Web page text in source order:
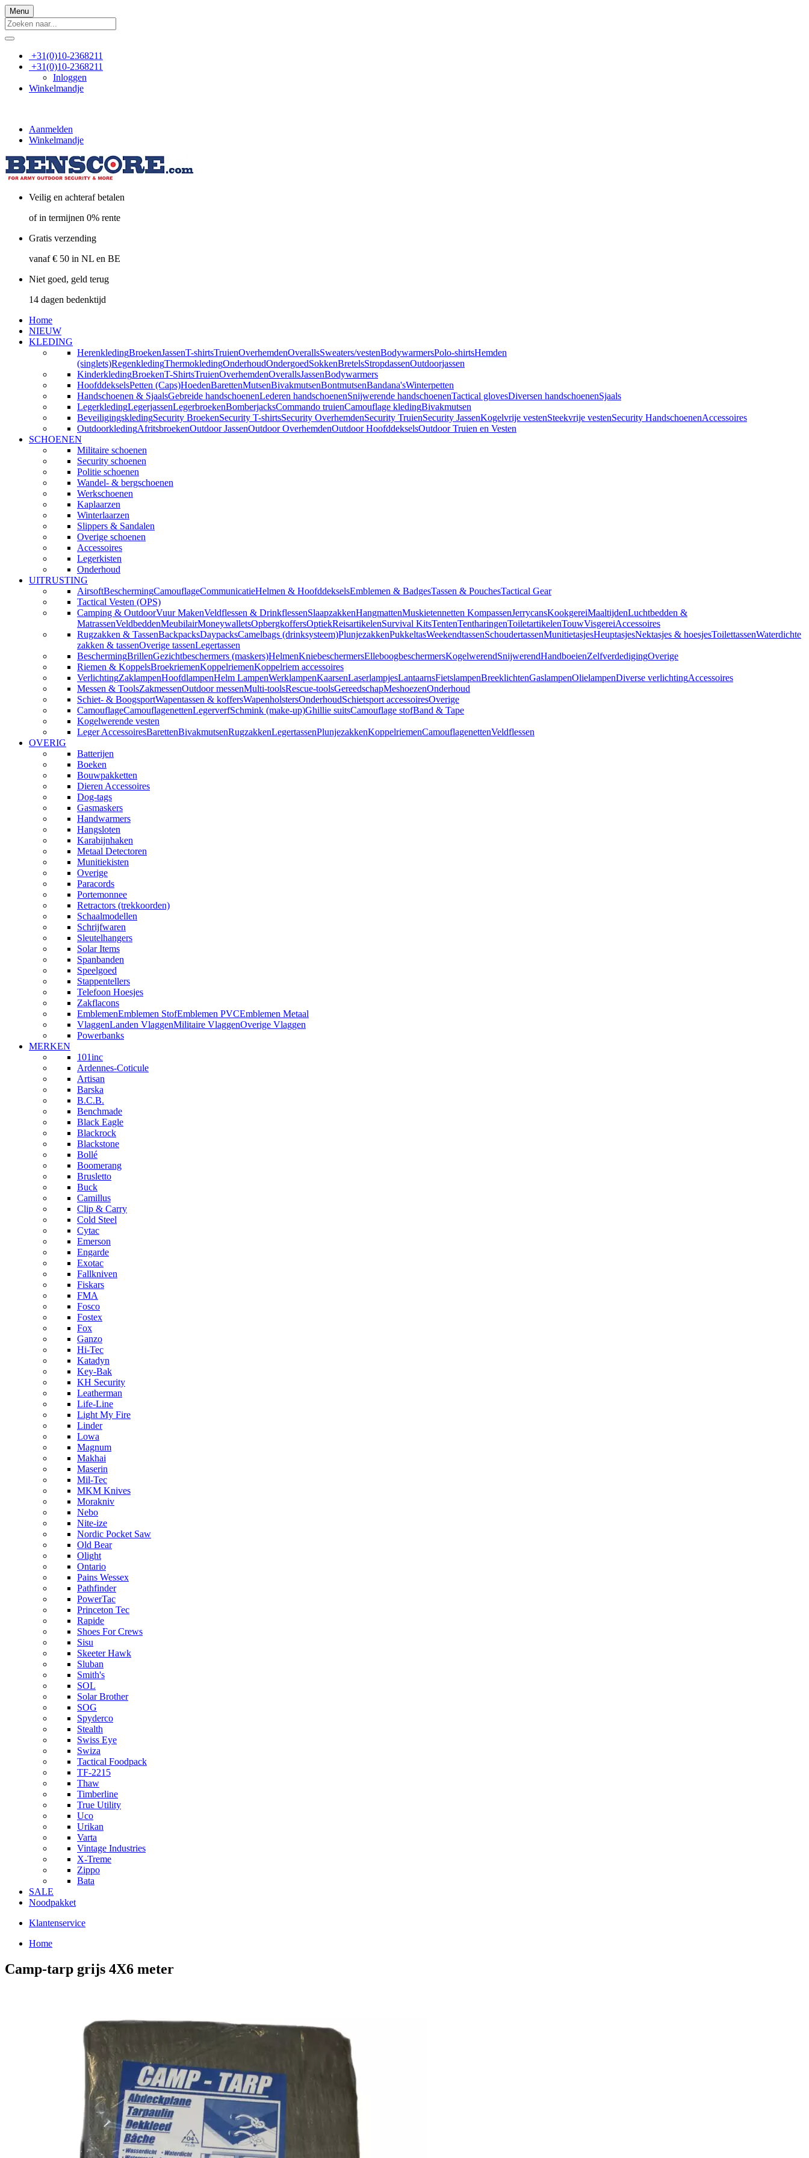
Menu
+31(0)10-2368211
+31(0)10-2368211
Inloggen
Winkelmandje
Aanmelden
Winkelmandje
Veilig en achteraf betalen
of in termijnen 0% rente
Gratis verzending
vanaf € 50 in NL en BE
Niet goed, geld terug
14 dagen bedenktijd
Home
NIEUW
KLEDING
HerenkledingBroekenJassenT-shirtsTruienOverhemdenOverallsSweaters/vestenBodywarmersPolo-shirtsHemden
(singlets)RegenkledingThermokledingOnderhoudOndergoedSokkenBretelsStropdassenOutdoorjassen
KinderkledingBroekenT-ShirtsTruienOverhemdenOverallsJassenBodywarmers
HoofddekselsPetten (Caps)HoedenBarettenMutsenBivakmutsenBontmutsenBandana'sWinterpetten
Handschoenen & SjaalsGebreide handschoenenLederen handschoenenSnijwerende handschoenenTactical glovesDiversen handschoenenSjaals
LegerkledingLegerjassenLegerbroekenBomberjacksCommando truienCamouflage kledingBivakmutsen
BeveiligingskledingSecurity BroekenSecurity T-shirtsSecurity OverhemdenSecurity TruienSecurity JassenKogelvrije vestenSteekvrije vestenSecurity HandschoenenAccessoires
OutdoorkledingAfritsbroekenOutdoor JassenOutdoor OverhemdenOutdoor HoofddekselsOutdoor Truien en Vesten
SCHOENEN
Militaire schoenen
Security schoenen
Politie schoenen
Wandel- & bergschoenen
Werkschoenen
Kaplaarzen
Winterlaarzen
Slippers & Sandalen
Overige schoenen
Accessoires
Legerkisten
Onderhoud
UITRUSTING
AirsoftBeschermingCamouflageCommunicatieHelmen & HoofddekselsEmblemen & BadgesTassen & PouchesTactical Gear
Tactical Vesten (OPS)
Camping & OutdoorVuur MakenVeldflessen & DrinkflessenSlaapzakkenHangmattenMuskietennetten KompassenJerrycansKookgereiMaaltijdenLuchtbedden &
MatrassenVeldbeddenMeubilairMoneywalletsOpbergkoffersOptiekReisartikelenSurvival KitsTentenTentharingenToiletartikelenTouwVisgereiAccessoires
Rugzakken & TassenBackpacksDaypacksCamelbags (drinksysteem)PlunjezakkenPukkeltasWeekendtassenSchoudertassenMunitietasjesHeuptasjesNektasjes & hoesjesToilettassenWaterdichte
zakken & tassenOverige tassenLegertassen
BeschermingBrillenGezichtbeschermers (maskers)HelmenKniebeschermersElleboogbeschermersKogelwerendSnijwerendHandboeienZelfverdedigingOverige
Riemen & KoppelsBroekriemenKoppelriemenKoppelriem accessoires
VerlichtingZaklampenHoofdlampenHelm LampenWerklampenKaarsenLaserlampjesLantaarnsFietslampenBreeklichtenGaslampenOlielampenDiverse verlichtingAccessoires
Messen & ToolsZakmessenOutdoor messenMulti-toolsRescue-toolsGereedschapMeshoezenOnderhoud
Schiet- & BoogsportWapentassen & koffersWapenholstersOnderhoudSchietsport accessoiresOverige
CamouflageCamouflagenettenLegerverfSchmink (make-up)Ghillie suitsCamouflage stofBand & Tape
Kogelwerende vesten
Leger AccessoiresBarettenBivakmutsenRugzakkenLegertassenPlunjezakkenKoppelriemenCamouflagenettenVeldflessen
OVERIG
Batterijen
Boeken
Bouwpakketten
Dieren Accessoires
Dog-tags
Gasmaskers
Handwarmers
Hangsloten
Karabijnhaken
Metaal Detectoren
Munitiekisten
Overige
Paracords
Portemonnee
Retractors (trekkoorden)
Schaalmodellen
Schrijfwaren
Sleutelhangers
Solar Items
Spanbanden
Speelgoed
Stappentellers
Telefoon Hoesjes
Zakflacons
EmblemenEmblemen StofEmblemen PVCEmblemen Metaal
VlaggenLanden VlaggenMilitaire VlaggenOverige Vlaggen
Powerbanks
MERKEN
101inc
Ardennes-Coticule
Artisan
Barska
B.C.B.
Benchmade
Black Eagle
Blackrock
Blackstone
Bollé
Boomerang
Brusletto
Buck
Camillus
Clip & Carry
Cold Steel
Cytac
Emerson
Engarde
Exotac
Fallkniven
Fiskars
FMA
Fosco
Fostex
Fox
Ganzo
Hi-Tec
Katadyn
Key-Bak
KH Security
Leatherman
Life-Line
Light My Fire
Linder
Lowa
Magnum
Makhai
Maserin
Mil-Tec
MKM Knives
Morakniv
Nebo
Nite-ize
Nordic Pocket Saw
Old Bear
Olight
Ontario
Pains Wessex
Pathfinder
PowerTac
Princeton Tec
Rapide
Shoes For Crews
Sisu
Skeeter Hawk
Sluban
Smith's
SOL
Solar Brother
SOG
Spyderco
Stealth
Swiss Eye
Swiza
Tactical Foodpack
TF-2215
Thaw
Timberline
True Utility
Uco
Urikan
Varta
Vintage Industries
X-Treme
Zippo
Bata
SALE
Noodpakket
Klantenservice
Home
Camp-tarp grijs 4X6 meter